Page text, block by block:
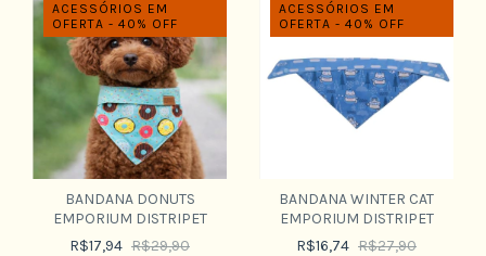
ACESSÓRIOS EM
OFERTA - 40% OFF
BANDANA DONUTS
EMPORIUM DISTRIPET
R$17,94 R$29,90
ACESSÓRIOS EM
OFERTA - 40% OFF
BANDANA WINTER CAT
EMPORIUM DISTRIPET
R$16,74 R$27,90